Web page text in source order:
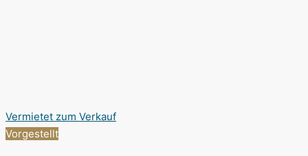
Vermietet zum Verkauf
Vorgestellt